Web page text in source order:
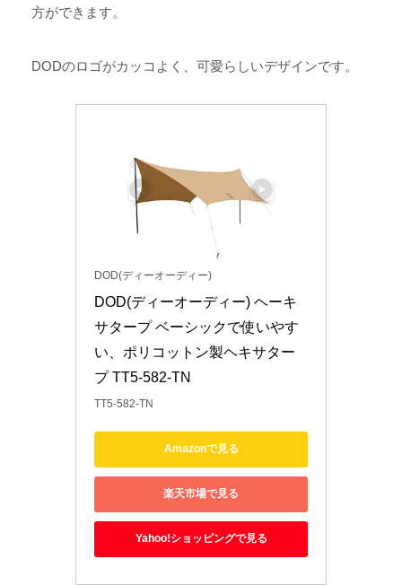
方ができます。
DODのロゴがカッコよく、可愛らしいデザインです。
DOD(ディーオーディー)
DOD(ディーオーディー) ヘーキ
サタープ ベーシックで使いやす
い、ポリコットン製ヘキサター
プ TT5-582-TN
TT5-582-TN
Amazonで見る
楽天市場で見る
Yahoo!ショッピングで見る